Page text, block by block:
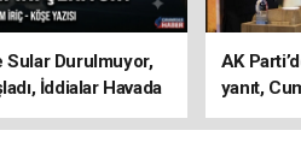
Sular Durulmuyor,
İddialar Havada
AK
yanıt,
ediyoruz